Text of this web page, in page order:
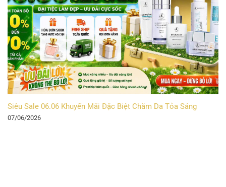
Siêu Sale 06.06 Khuyến Mãi Đặc Biệt Chăm Da Tỏa Sáng
07/06/2026